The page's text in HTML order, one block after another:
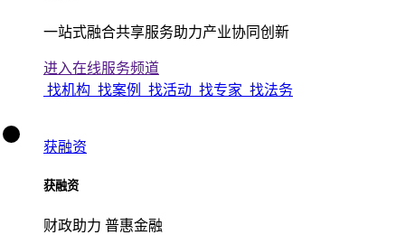
一站式融合共享服务助力产业协同创新
进入在线服务频道
找机构 找案例 找活动 找专家 找法务
获融资
获融资
财政助力 普惠金融